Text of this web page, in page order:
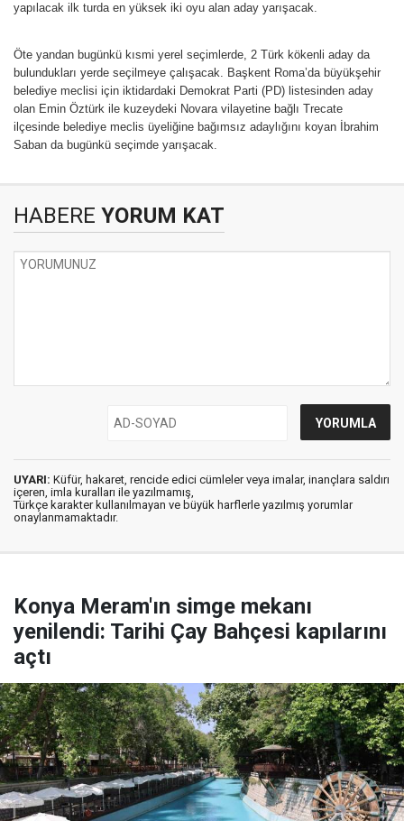
yapılacak ilk turda en yüksek iki oyu alan aday yarışacak.
Öte yandan bugünkü kısmi yerel seçimlerde, 2 Türk kökenli aday da
bulundukları yerde seçilmeye çalışacak. Başkent Roma’da büyükşehir
belediye meclisi için iktidardaki Demokrat Parti (PD) listesinden aday
olan Emin Öztürk ile kuzeydeki Novara vilayetine bağlı Trecate
ilçesinde belediye meclis üyeliğine bağımsız adaylığını koyan İbrahim
Saban da bugünkü seçimde yarışacak.
HABERE YORUM KAT
UYARI: Küfür, hakaret, rencide edici cümleler veya imalar, inançlara saldırı
içeren, imla kuralları ile yazılmamış,
Türkçe karakter kullanılmayan ve büyük harflerle yazılmış yorumlar
onaylanmamaktadır.
Konya Meram'ın simge mekanı
yenilendi: Tarihi Çay Bahçesi kapılarını
açtı